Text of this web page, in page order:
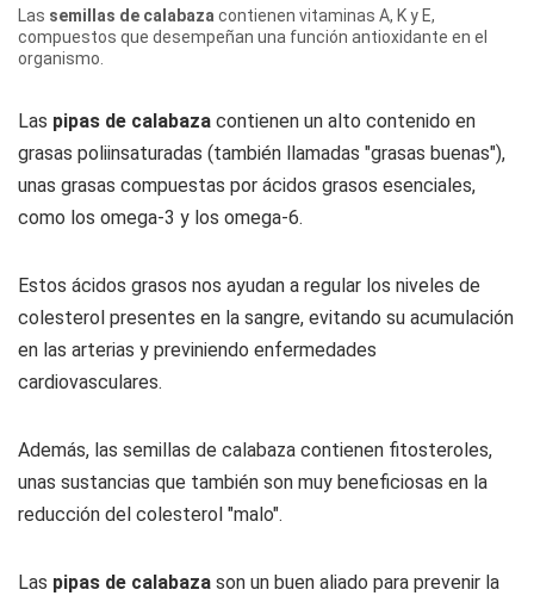
Las semillas de calabaza contienen vitaminas A, K y E,
compuestos que desempeñan una función antioxidante en el
organismo.
Las pipas de calabaza contienen un alto contenido en
grasas poliinsaturadas (también llamadas "grasas buenas"),
unas grasas compuestas por ácidos grasos esenciales,
como los omega-3 y los omega-6.
Estos ácidos grasos nos ayudan a regular los niveles de
colesterol presentes en la sangre, evitando su acumulación
en las arterias y previniendo enfermedades
cardiovasculares.
Además, las semillas de calabaza contienen fitosteroles,
unas sustancias que también son muy beneficiosas en la
reducción del colesterol "malo".
Las pipas de calabaza son un buen aliado para prevenir la